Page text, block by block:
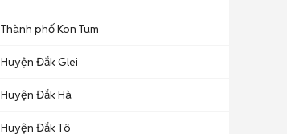
Thành phố Kon Tum
Huyện Đắk Glei
Huyện Đắk Hà
Huyện Đắk Tô